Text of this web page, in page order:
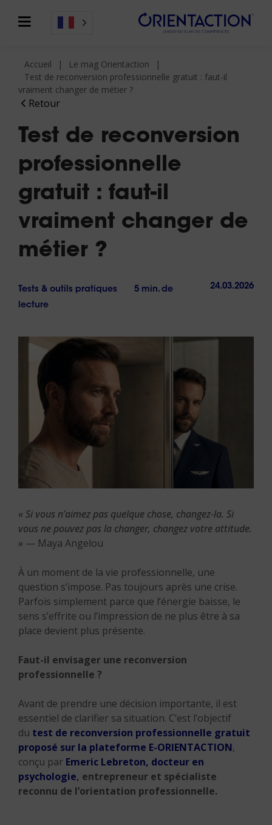
Retour
Accueil
Le mag Orientaction
Test de reconversion professionnelle gratuit : faut-il
vraiment changer de métier ?
Test de reconversion
professionnelle
gratuit : faut-il
vraiment changer de
métier ?
Tests & outils pratiques
5 min. de
lecture
24.03.2026
« Si vous n’aimez pas quelque chose, changez-la. Si
vous ne pouvez pas la changer, changez votre attitude.
» — Maya Angelou
À un moment de la vie professionnelle, une
question s’impose. Pas toujours après une crise.
Parfois simplement parce que l’énergie baisse, le
sens s’effrite ou l’impression de ne plus être à sa
place devient plus présente.
Faut-il envisager une reconversion
professionnelle ?
Avant de prendre une décision importante, il est
essentiel de clarifier sa situation. C’est l’objectif
du test de reconversion professionnelle gratuit
proposé sur la plateforme E-ORIENTACTION,
conçu par Emeric Lebreton, docteur en
psychologie, entrepreneur et spécialiste
reconnu de l’orientation professionnelle.